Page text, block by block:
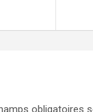
obligatoires